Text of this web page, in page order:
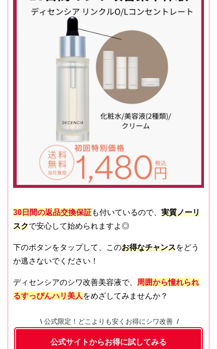
30日間の返品交換保証も付いているので、 実質ノーリ
スクで安心して始められますよ◎
下のボタンをタップして、このお得なチャンスをどう
か逃さないでください！
ディセンシアのシワ改善美容液で、
周囲から憧れられ
るすっぴんハリ美人 をめざしてみませんか？
公式限定！どこよりも安くお得にシワ改善
公式サイトからお得に試してみる